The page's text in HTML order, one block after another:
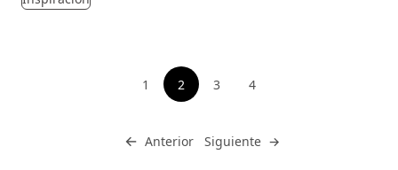
Ir a
← Anterior
Ver página
1 2 Ver página
3 Ver página
4
Ir a
Siguiente →